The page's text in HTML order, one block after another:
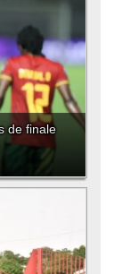
de finale